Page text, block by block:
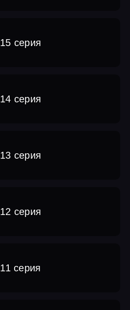
15 серия
14 серия
13 серия
12 серия
11 серия